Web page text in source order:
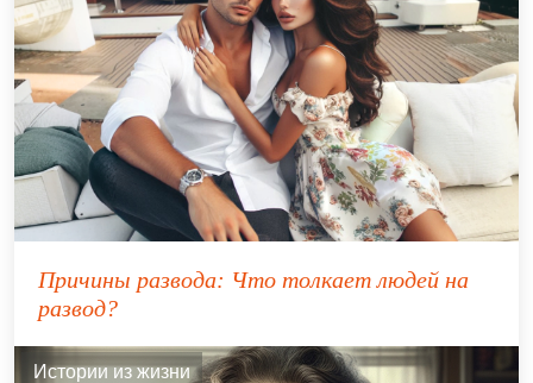
Причины развода: Что толкает людей на
развод?
Истории из жизни